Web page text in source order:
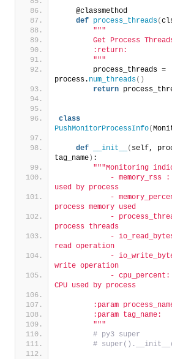
    @classmethod
def process_threads(
"""
Get Process
        :return:
        "
""
        process_threads =
process. num_threads()
return
class
PushMonitorProcessInfo(
def __init__ ( self,
tag_name ) :
"""Monitoring
- memory_rss
used by process
-
process memory used
-
process threads
-
read operation
-
write operation
-
CPU used by process
:param
        :param tag_name:
        "
""
# py3 super
#